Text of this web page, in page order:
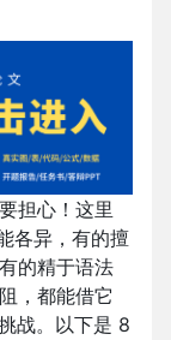
担心！这里
各异，有的擅
的精于语法
，都能借它
战。以下是 8